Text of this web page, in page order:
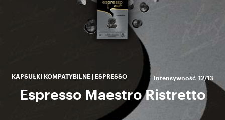
KAPSUŁKI KOMPATYBILNE | ESPRESSO Intensywność 12/13
Espresso Maestro Ristretto